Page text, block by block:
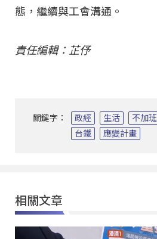
態，繼續與工會溝通。
責任編輯：芷伃
關鍵字： 政經 生活 不加班
台鐵
應變計畫
相關文章